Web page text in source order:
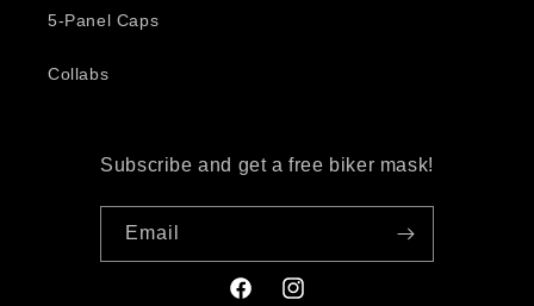
5-Panel Caps
Collabs
Subscribe and get a free biker mask!
Email
FacebookInstagram